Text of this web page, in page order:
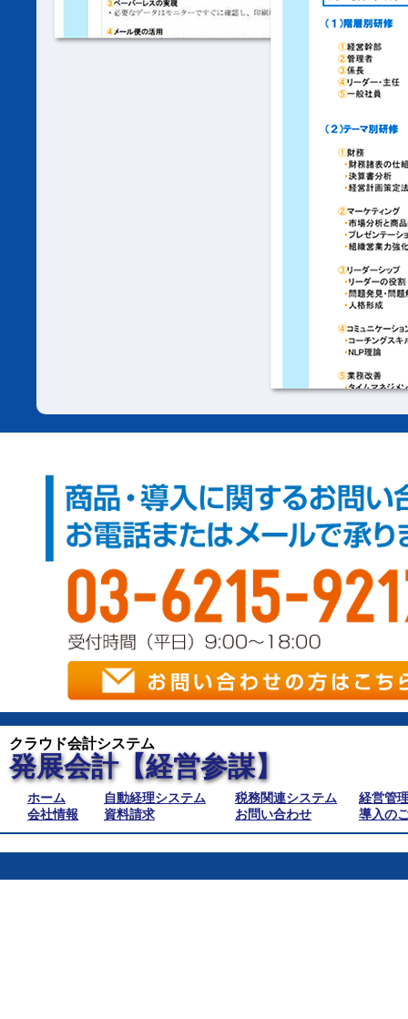
クラウド会計システム
発展会計【経営参謀】
ホーム 自動経理システム 税務関連システム
経営管
会社情報
資料請求 お問い合わせ 導入の